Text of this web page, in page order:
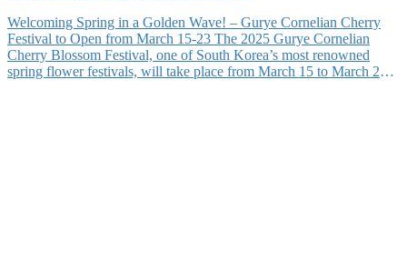
Welcoming Spring in a Golden Wave! – Gurye Cornelian Cherry
Festival to Open from March 15-23 The 2025 Gurye Cornelian
Cherry Blossom Festival, one of South Korea’s most renowned
spring flower festivals, will take place from March 15 to March 23